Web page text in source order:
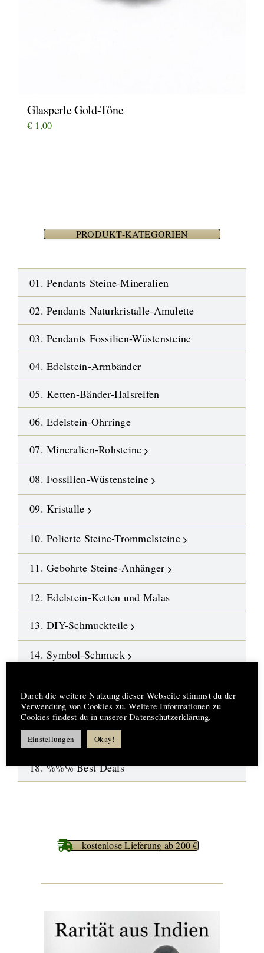
Glasperle Gold-Töne
€ 1,00
PRODUKT-KATEGORIEN
01. Pendants Steine-Mineralien
02. Pendants Naturkristalle-Amulette
03. Pendants Fossilien-Wüstensteine
04. Edelstein-Armbänder
05. Ketten-Bänder-Halsreifen
06. Edelstein-Ohrringe
07. Mineralien-Rohsteine
08. Fossilien-Wüstensteine
09. Kristalle
10. Polierte Steine-Trommelsteine
11. Gebohrte Steine-Anhänger
12. Edelstein-Ketten und Malas
13. DIY-Schmuckteile
14. Symbol-Schmuck
16.
Neue Highlights
17. Aufträge-Reparaturen
18. %%% Best Deals
kostenlose Lieferung ab 200 €
Durch die weitere Nutzung dieser Webseite stimmst du der
Verwendung von Cookies zu. Weitere Informationen zu
Cookies findest du in unserer Datenschutzerklärung.
Einstellungen Okay!